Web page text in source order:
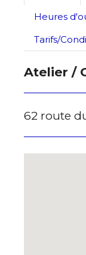
Heures
Tarifs/
Atelier /
62 route